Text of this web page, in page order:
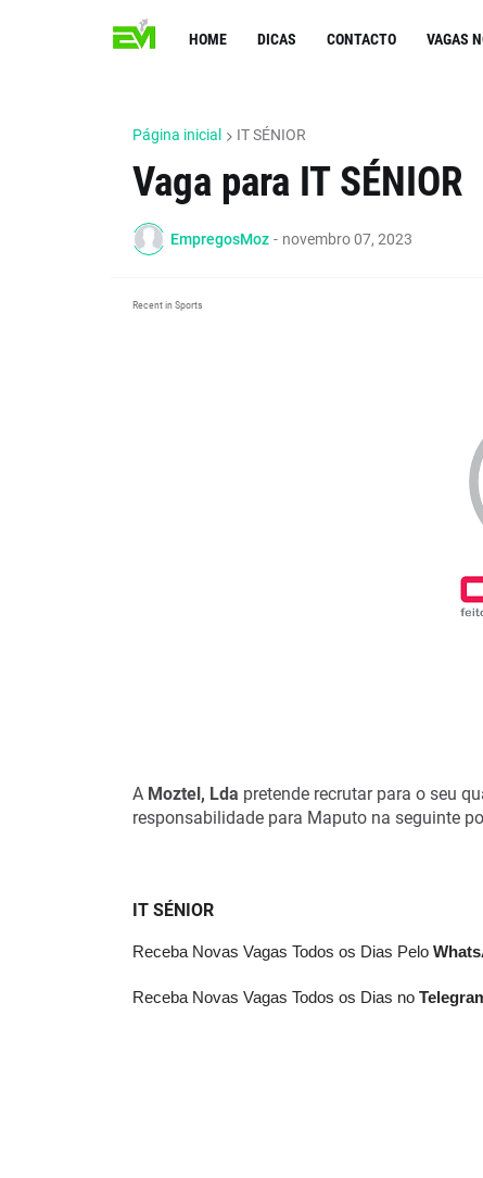
HOME DICAS CONTACTO VAGAS
Página inicial IT SÉNIOR
Vaga para IT SÉNIOR
EmpregosMoz - novembro 07, 2023
Recent in Sports
A Moztel, Lda pretende recrutar para o seu
responsabilidade para Maputo na seguinte
IT SÉNIOR
Receba Novas Vagas Todos os Dias Pelo
Receba Novas Vagas Todos os Dias no